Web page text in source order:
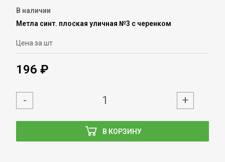
В наличии
Метла синт. плоская уличная №3 с черенком
Цена за шт
196 ₽
В КОРЗИНУ
- +